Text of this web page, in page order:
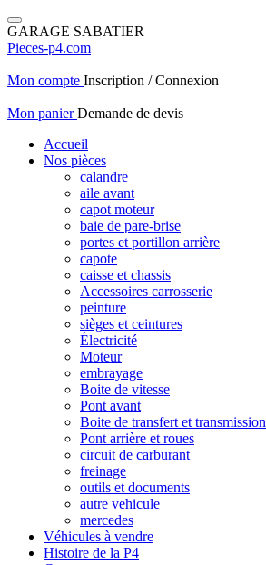
GARAGE SABATIER
Pieces-p4.com
Mon compte Inscription / Connexion
Mon panierDemande de devis
Accueil
Nos pièces
calandre
aile avant
capot moteur
baie de pare-brise
portes et portillon arrière
capote
caisse et chassis
Accessoires carrosserie
peinture
sièges et ceintures
Électricité
Moteur
embrayage
Boite de vitesse
Pont avant
Boite de transfert et transmission
Pont arrière et roues
circuit de carburant
freinage
outils et documents
autre vehicule
mercedes
Véhicules à vendre
Histoire de la P4